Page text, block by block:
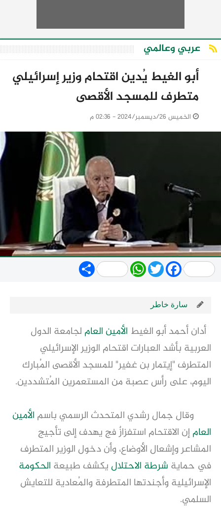
عربي وعالمي
أبو الغيط يُدين اقتحام وزير إسرائيلي
متطرف للمسجد الأقصى
الخميس 26/ديسمبر/2024 - 02:36 م
Share WhatsApp
TwitterFacebook
سارة خاطر
أدان أحمد أبو الغيط الأمين العام لجامعة الدول
العربية بأشد العبارات اقتحام الوزير الإسرائيلي
المتطرف "إيتمار بن غفير" للمسجد الأقصى المُبارك
اليوم، على رأس عصبة من المستعمرين المُتشددين.
وقال جمال رشدي المتحدث الرسمي باسم الأمين
العامإن الاقتحام استفزازٌ فج يهدف إلى تأجيج
المشاعر وإشعال الأوضاع، وأن دخول الوزير المتطرف
في حماية شرطة الاحتلال يكشف طبيعة الحكومة
الإسرائيلية وأجندتها المتطرفة والمُعادية للتعايش
السلمي.